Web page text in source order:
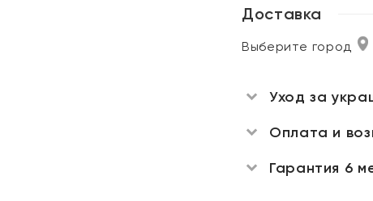
Доставка
Выберите город
Уход за
Оплата и
Гарантия 6